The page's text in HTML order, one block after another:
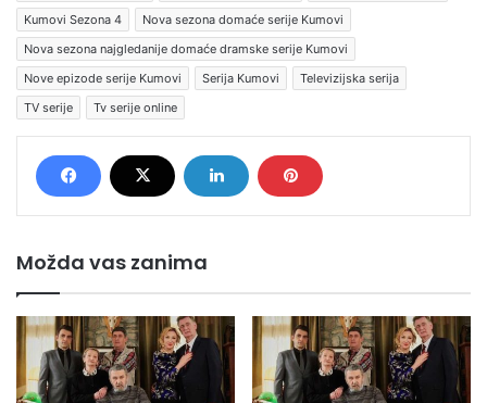
Kumovi Sezona 4
Nova sezona domaće serije Kumovi
Nova sezona najgledanije domaće dramske serije Kumovi
Nove epizode serije Kumovi
Serija Kumovi
Televizijska serija
TV serije
Tv serije online
Možda vas zanima